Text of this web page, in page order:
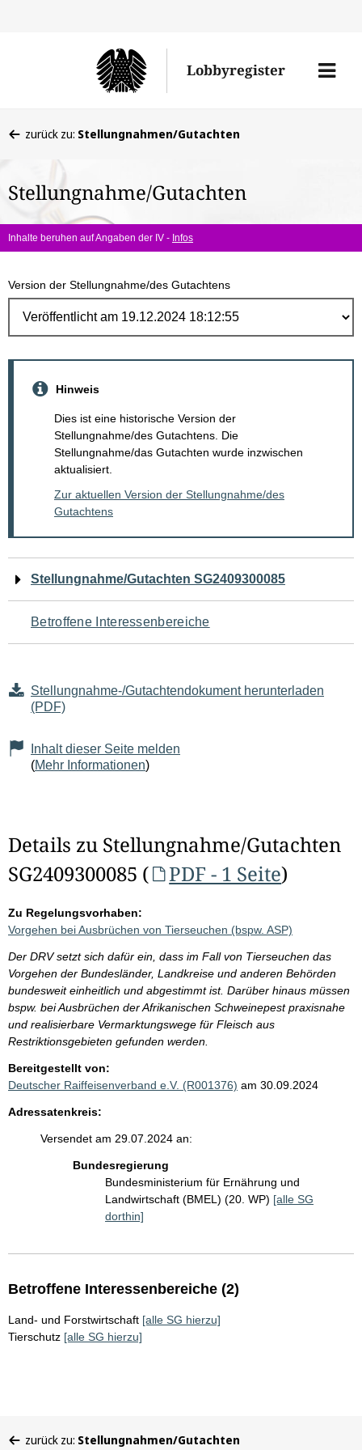
Lobbyregister
Menü
befinden
hier:
zurück zu: Stellungnahmen/Gutachten
Stellungnahme/Gutachten
Inhalte beruhen auf Angaben der IV - Infos
Version der Stellungnahme/des Gutachtens
Hinweis
Dies ist eine historische Version der
Stellungnahme/des Gutachtens. Die
Stellungnahme/das Gutachten wurde inzwischen
aktualisiert.
Zur aktuellen Version der Stellungnahme/des
Gutachtens
Navigation
für
den
Seiteninhalt
Stellungnahme/Gutachten SG2409300085
Betroffene Interessenbereiche
Stellungnahme-/Gutachtendokument herunterladen
(PDF)
Inhalt dieser Seite melden
(Mehr Informationen)
Details zu Stellungnahme/Gutachten
SG2409300085 (
PDF - 1 Seite)
Zu Regelungsvorhaben:
Vorgehen bei Ausbrüchen von Tierseuchen (bspw. ASP)
Der DRV setzt sich dafür ein, dass im Fall von Tierseuchen das
Vorgehen der Bundesländer, Landkreise und anderen Behörden
bundesweit einheitlich und abgestimmt ist. Darüber hinaus müssen
bspw. bei Ausbrüchen der Afrikanischen Schweinepest praxisnahe
und realisierbare Vermarktungswege für Fleisch aus
Restriktionsgebieten gefunden werden.
Bereitgestellt von:
Deutscher Raiffeisenverband e.V. (R001376) am 30.09.2024
Adressatenkreis:
Versendet am 29.07.2024 an:
Bundesregierung
Bundesministerium für Ernährung und
Landwirtschaft (BMEL) (20. WP) [alle SG
dorthin]
Betroffene Interessenbereiche (2)
Land- und Forstwirtschaft [alle SG hierzu]
Tierschutz [alle SG hierzu]
zurück zu: Stellungnahmen/Gutachten